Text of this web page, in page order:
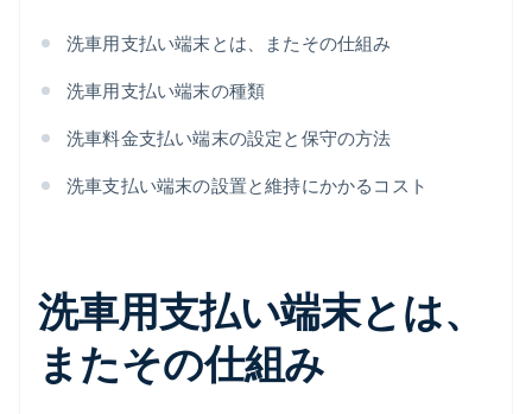
洗車用支払い端末とは、またその仕組み
洗車用支払い端末の種類
洗車料金支払い端末の設定と保守の方法
洗車支払い端末の設置と維持にかかるコスト
洗車用支払い端末とは、
またその仕組み